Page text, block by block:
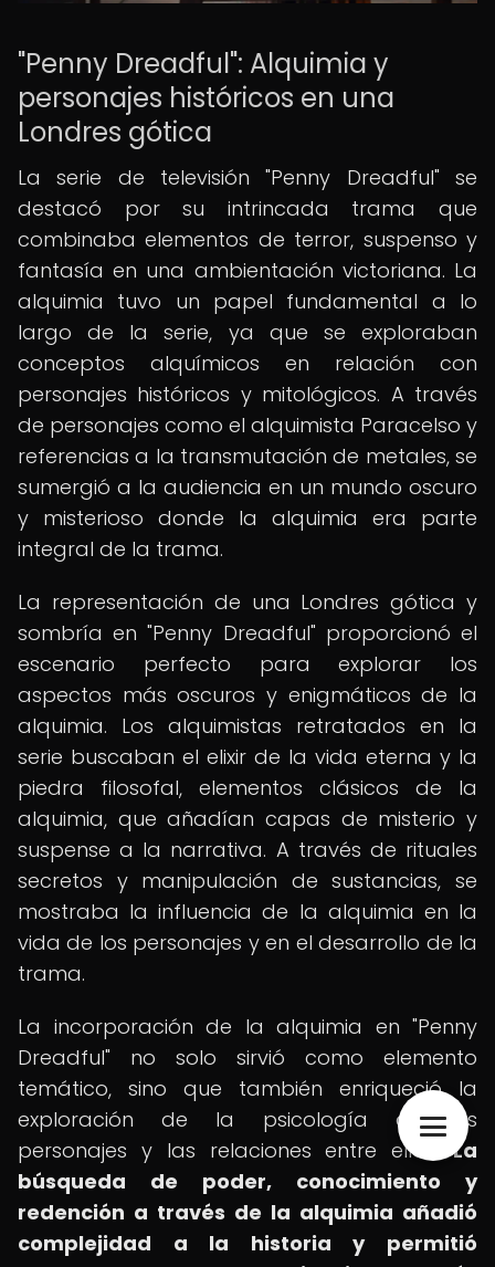
"Penny Dreadful": Alquimia y
personajes históricos en una
Londres gótica
La serie de televisión "Penny Dreadful" se
destacó por su intrincada trama que
combinaba elementos de terror, suspenso y
fantasía en una ambientación victoriana. La
alquimia tuvo un papel fundamental a lo
largo de la serie, ya que se exploraban
conceptos alquímicos en relación con
personajes históricos y mitológicos. A través
de personajes como el alquimista Paracelso y
referencias a la transmutación de metales, se
sumergió a la audiencia en un mundo oscuro
y misterioso donde la alquimia era parte
integral de la trama.
La representación de una Londres gótica y
sombría en "Penny Dreadful" proporcionó el
escenario perfecto para explorar los
aspectos más oscuros y enigmáticos de la
alquimia. Los alquimistas retratados en la
serie buscaban el elixir de la vida eterna y la
piedra filosofal, elementos clásicos de la
alquimia, que añadían capas de misterio y
suspense a la narrativa. A través de rituales
secretos y manipulación de sustancias, se
mostraba la influencia de la alquimia en la
vida de los personajes y en el desarrollo de la
trama.
La incorporación de la alquimia en "Penny
Dreadful" no solo sirvió como elemento
temático, sino que también enriqueció la
exploración de la psicología de los
personajes y las relaciones entre ellos.La
búsqueda de poder, conocimiento y
redención a través de la alquimia añadió
complejidad a la historia y permitió